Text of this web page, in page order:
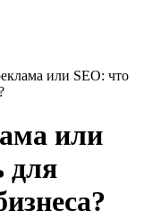
или SEO: что
или
для